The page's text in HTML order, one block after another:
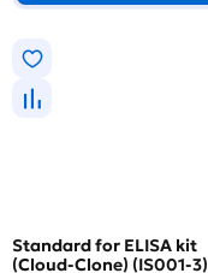
Standard for ELISA kit
(Cloud-Clone) (IS001-3)